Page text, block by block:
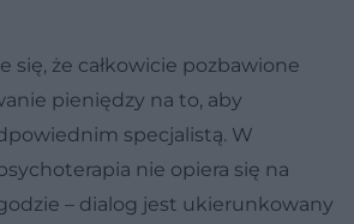
się, że całkowicie pozbawione
pieniędzy na to, aby
specjalistą. W
nie opiera się na
– dialog jest ukierunkowany